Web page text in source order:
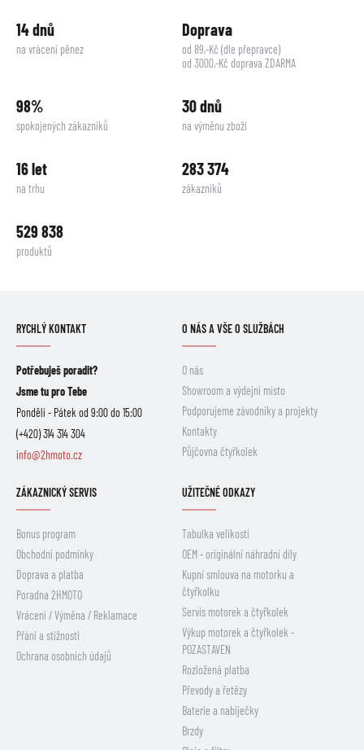
14 dnů
na vrácení pěnez
Doprava
od 89,-Kč (dle přepravce)
od 3000,-Kč doprava ZDARMA
98%
spokojených zákazníků
30 dnů
na výměnu zboží
16 let
na trhu
283 374
zákazníků
529 838
produktů
RYCHLÝ KONTAKT
Potřebuješ poradit?
Jsme tu pro Tebe
Pondělí - Pátek od 9:00 do 15:00
(+420) 314 314 304
info@2hmoto.cz
O NÁS A VŠE O SLUŽBÁCH
O nás
Showroom a výdejní místo
Podporujeme závodníky a projekty
Kontakty
Půjčovna čtyřkolek
ZÁKAZNICKÝ SERVIS
Bonus program
Obchodní podmínky
Doprava a platba
Poradna 2HMOTO
Vrácení / Výměna / Reklamace
Přání a stížnosti
Ochrana osobních údajů
UŽITEČNÉ ODKAZY
Tabulka velikostí
OEM - originální náhradní díly
Kupní smlouva na motorku a
čtyřkolku
Servis motorek a čtyřkolek
Výkup motorek a čtyřkolek -
POZASTAVEN
Rozložená platba
Převody a řetězy
Baterie a nabíječky
Brzdy